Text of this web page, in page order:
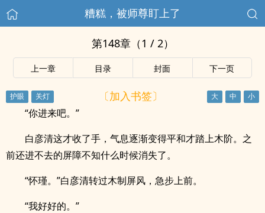
糟糕，被师尊盯上了
第148章（1 / 2）
上一章 目录 封面 下一页
〔加入书签〕
“你进来吧。”
白彦清这才收了手，气息逐渐变得平和才踏上木阶。之
前还进不去的屏障不知什么时候消失了。
“怀瑾。”白彦清转过木制屏风，急步上前。
“我好好的。”